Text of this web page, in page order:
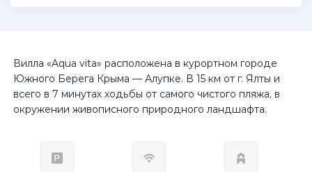
Вилла «Aqua vita» расположена в курортном городе
Южного Берега Крыма — Алупке. В 15 км от г. Ялты и
всего в 7 минутах ходьбы от самого чистого пляжа, в
окружении живописного природного ландшафта.